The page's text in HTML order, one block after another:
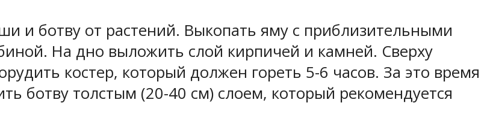
и ботву от растений. Выкопать яму с приблизительными
На дно выложить слой кирпичей и камней. Сверху
костер, который должен гореть 5-6 часов. За это время
ботву толстым (20-40 см) слоем, который рекомендуется